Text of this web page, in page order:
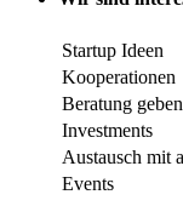
Startup Ideen
Kooperationen
Beratung geben
Investments
Austausch mit
Events